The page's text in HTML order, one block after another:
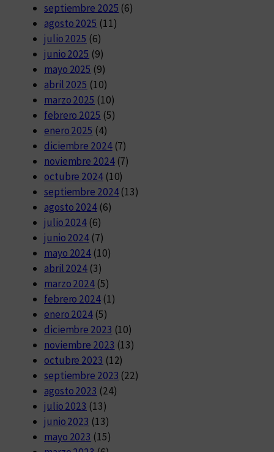
septiembre 2025 (6)
agosto 2025 (11)
julio 2025 (6)
junio 2025 (9)
mayo 2025 (9)
abril 2025 (10)
marzo 2025 (10)
febrero 2025 (5)
enero 2025 (4)
diciembre 2024(7)
noviembre 2024(7)
octubre 2024(10)
septiembre 2024(13)
agosto 2024(6)
julio 2024 (6)
junio 2024 (7)
mayo 2024 (10)
abril 2024 (3)
marzo 2024 (5)
febrero 2024(1)
enero 2024 (5)
diciembre 2023 (10)
noviembre 2023 (13)
octubre 2023 (12)
septiembre 2023 (22)
agosto 2023 (24)
julio 2023 (13)
junio 2023 (13)
mayo 2023 (15)